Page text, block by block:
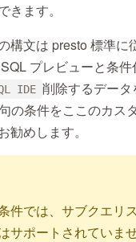
きます。
構文は presto 標準に
プレビューと条
IDE 削除するデータ
の条件をここのカス
勧めします。
件では、サブクエリ
サポートされていま